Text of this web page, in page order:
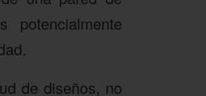
de diseños, no